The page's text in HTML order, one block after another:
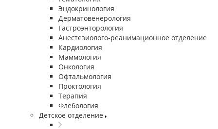
Эндокринология
Дерматовенерология
Гастроэнторология
Анестезиолого-реанимационное отделение
Кардиология
Маммология
Онкология
Офтальмология
Проктология
Терапия
Флебология
Детское отделение